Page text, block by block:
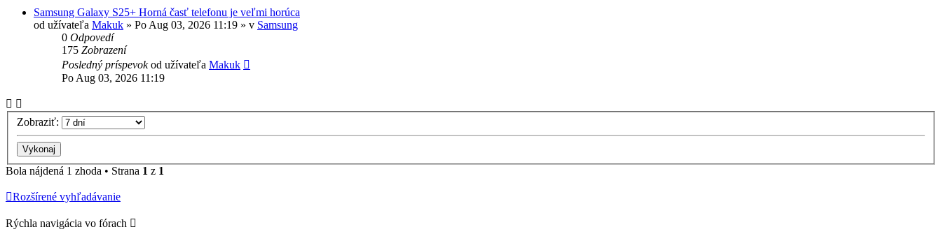
Samsung Galaxy S25+ Horná časť telefonu je veľmi horúca
od užívateľa Makuk » Po Aug 03, 2026 11:19 » v Samsung
0 Odpovedí
175 Zobrazení
Posledný príspevokod užívateľa Makuk
Po Aug 03, 2026 11:19
Zobraziť:
Bola nájdená 1 zhoda • Strana 1 z 1
Rozšírené vyhľadávanie
Rýchla navigácia vo fórach